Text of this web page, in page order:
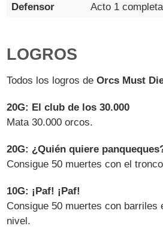
Defensor Acto 1
LOGROS
Todos los logros deOrcs Must
20G: El club de los 30.000
Mata 30.000 orcos.
20G: ¿Quién quiere
Consigue 50 muertes con el
10G: ¡Paf! ¡Paf!
Consigue 50 muertes con barriles
nivel.